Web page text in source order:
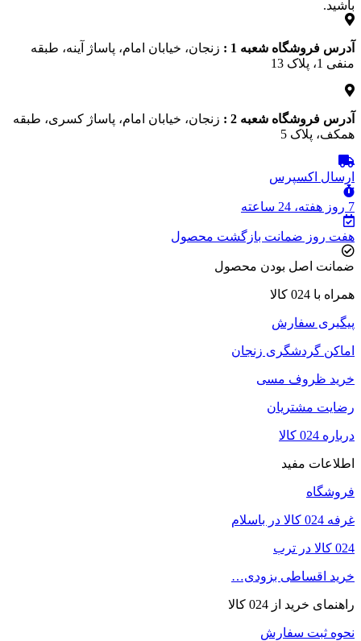
باشید.
آدرس فروشگاه شعبه 1 :
زنجان، خیابان امام، پاساژ آینه، طبقه
منفی 1، پلاک 13
آدرس فروشگاه شعبه 2 :
زنجان، خیابان امام، پاساژ کسری، طبقه
همکف، پلاک 5
ارسال اکسپرس
7 روز هفته، 24 ساعته
هفت روز ضمانت بازگشت محصول
ضمانت اصل بودن محصول
همراه با 024 کالا
پیگیری سفارش
اماکن گردشگری زنجان
خرید ظروف مسی
رضایت مشتریان
درباره 024 کالا
اطلاعات مفید
فروشگاه
غرفه 024 کالا در باسلام
024 کالا در ترب
خرید اقساطی بزودی…
راهنمای خرید از 024 کالا
نحوه ثبت سفارش